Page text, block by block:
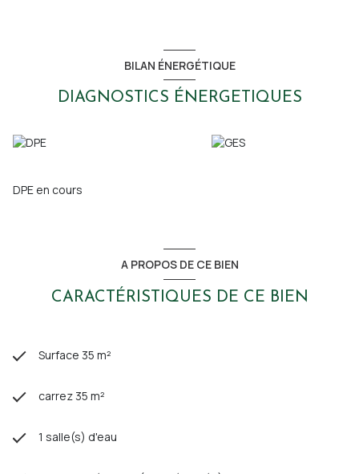
BILAN ÉNERGÉTIQUE
DIAGNOSTICS ÉNERGETIQUES
DPE en cours
A PROPOS DE CE BIEN
CARACTÉRISTIQUES DE CE BIEN
Surface 35 m²
carrez 35 m²
1 salle(s) d'eau